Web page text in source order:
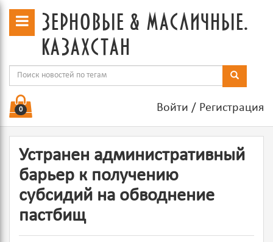
зерновые & масличные.
казахстан
Войти / Регистрация
0
Устранен административный
барьер к получению
субсидий на обводнение
пастбищ